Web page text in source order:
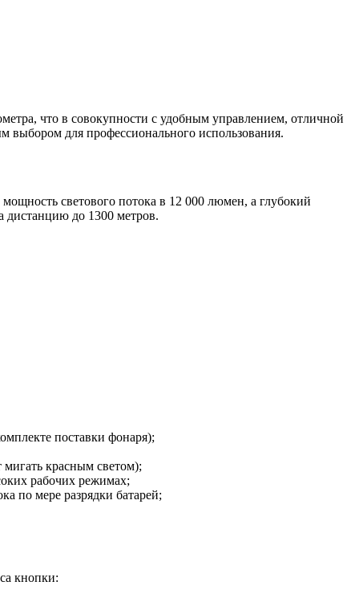
что в совокупности с удобным управлением, отличной
для профессионального использования.
светового потока в 12 000 люмен, а глубокий
дистанцию до 1300 метров.
поставки фонаря);
мигать красным светом);
рабочих режимах;
по мере разрядки батарей;
кнопки: